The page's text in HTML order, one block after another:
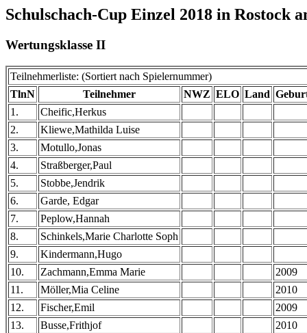
Schulschach-Cup Einzel 2018 in Rostock
Wertungsklasse II
Teilnehmerliste: (Sortiert nach Spielernummer)
TlnN
Teilnehmer NWZ ELO Land
1.
Cheific,Herkus
2.
Kliewe,Mathilda Luise
3.
Motullo,Jonas
4.
Straßberger,Paul
5.
Stobbe,Jendrik
6.
Garde, Edgar
7.
Peplow,Hannah
8.
Schinkels,Marie Charlotte Soph
9.
Kindermann,Hugo
10.
Zachmann,Emma Marie
2009
11.
Möller,Mia Celine
2010
12.
Fischer,Emil
2009
13.
Busse,Frithjof
2010